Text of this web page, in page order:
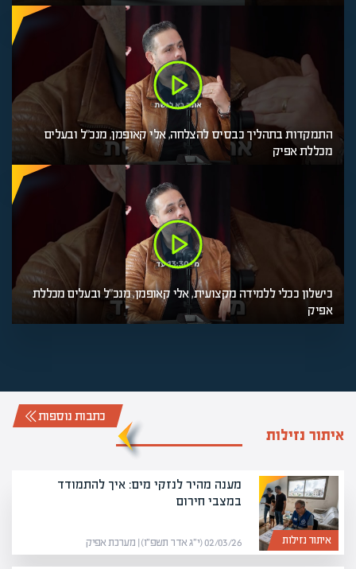
התמקדות בתהליך כבסיס להצלחה, אלי קאופמן, מנכ"ל ובעלים
מכללת אפיק
כישלון ככלי ללמידה מקצועית, אלי קאופמן, מנכ"ל ובעלים מכללת
אפיק
איתור נזילות
כתבות נוספות
איתור נזילות
מענה מהיר לנזקי מים: איך להתמודד
במצבי חירום
02/03/26 (י״ג אדר תשפ״ו) | מערכת אפיק